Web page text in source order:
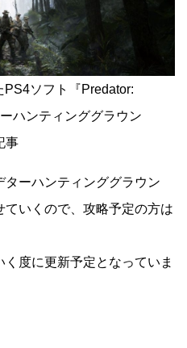
ソフト『Predator:
ハンティンググラウン
事
ーハンティンググラウン
いくので、攻略予定の方は
度に更新予定となっていま